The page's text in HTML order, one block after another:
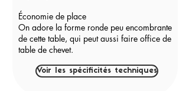
Économie de place
On adore la forme ronde peu encombrante
de cette table, qui peut aussi faire office de
table de chevet.
Voir les spécificités techniques